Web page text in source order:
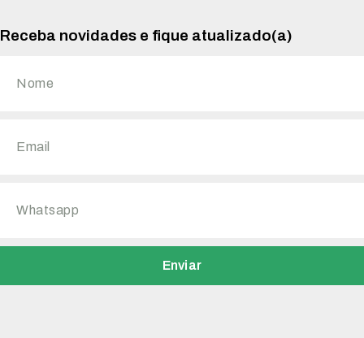
Receba novidades e fique atualizado(a)
Enviar